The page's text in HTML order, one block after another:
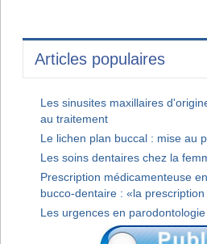
Articles populaires
Les sinusites maxillaires
au traitement
Le lichen plan buccal : mise au
Les soins dentaires chez la
Prescription médicamenteuse
bucco-dentaire : «la
Les urgences en parodontologie